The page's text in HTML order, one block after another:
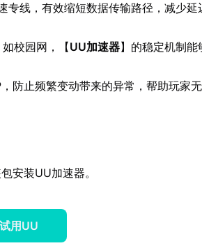
专线，有效缩短数据传输路径，减少延
校园网，【UU加速器】的稳定机制能
防止频繁变动带来的异常，帮助玩家
安装UU加速器。
用UU